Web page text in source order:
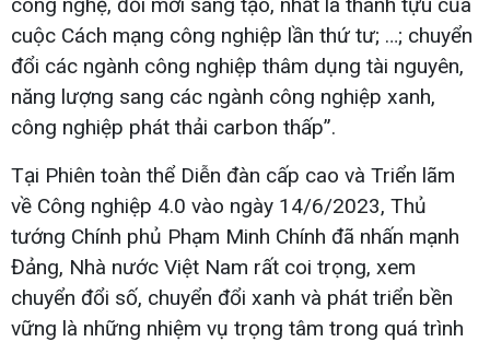
cuộc Cách mạng công nghiệp lần thứ tư; …; chuyển
đổi các ngành công nghiệp thâm dụng tài nguyên,
năng lượng sang các ngành công nghiệp xanh,
công nghiệp phát thải carbon thấp”.
Tại Phiên toàn thể Diễn đàn cấp cao và Triển lãm
về Công nghiệp 4.0 vào ngày 14/6/2023, Thủ
tướng Chính phủ Phạm Minh Chính đã nhấn mạnh
Đảng, Nhà nước Việt Nam rất coi trọng, xem
chuyển đổi số, chuyển đổi xanh và phát triển bền
vững là những nhiệm vụ trọng tâm trong quá trình